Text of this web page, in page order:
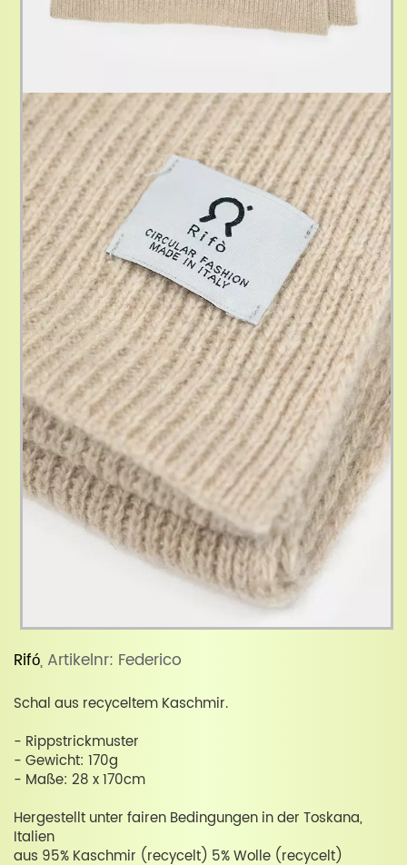
Rifó, Artikelnr: Federico
Schal aus recyceltem Kaschmir.
- Rippstrickmuster
- Gewicht: 170g
- Maße: 28 x 170cm
Hergestellt unter fairen Bedingungen in der Toskana,
Italien
aus 95% Kaschmir (recycelt) 5% Wolle (recycelt)